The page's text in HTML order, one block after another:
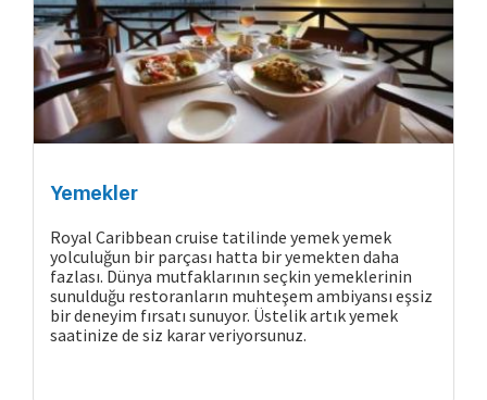
Cruise Hakkında
Yemekler
Royal Caribbean cruise tatilinde yemek yemek
yolculuğun bir parçası hatta bir yemekten daha
fazlası. Dünya mutfaklarının seçkin yemeklerinin
sunulduğu restoranların muhteşem ambiyansı eşsiz
bir deneyim fırsatı sunuyor. Üstelik artık yemek
saatinize de siz karar veriyorsunuz.